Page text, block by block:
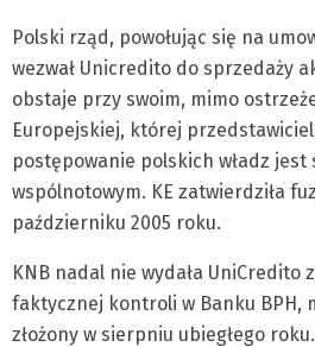
Polski rząd, powołując się na
wezwał Unicredito do sprzedaży
obstaje przy swoim, mimo
Europejskiej, której
postępowanie polskich władz
wspólnotowym. KE zatwierdziła
październiku 2005 roku.
KNB nadal nie wydała UniCredito
faktycznej kontroli w Banku BPH,
złożony w sierpniu ubiegłego